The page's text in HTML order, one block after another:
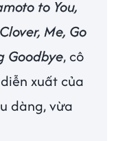
to You,
Me, Go
Goodbye, cô
xuất của
dàng, vừa